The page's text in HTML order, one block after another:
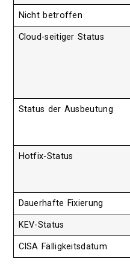
Nicht betroffen
Cloud-seitiger Status
Status der Ausbeutung
Hotfix-Status
Dauerhafte Fixierung
KEV-Status
CISA Fälligkeitsdatum